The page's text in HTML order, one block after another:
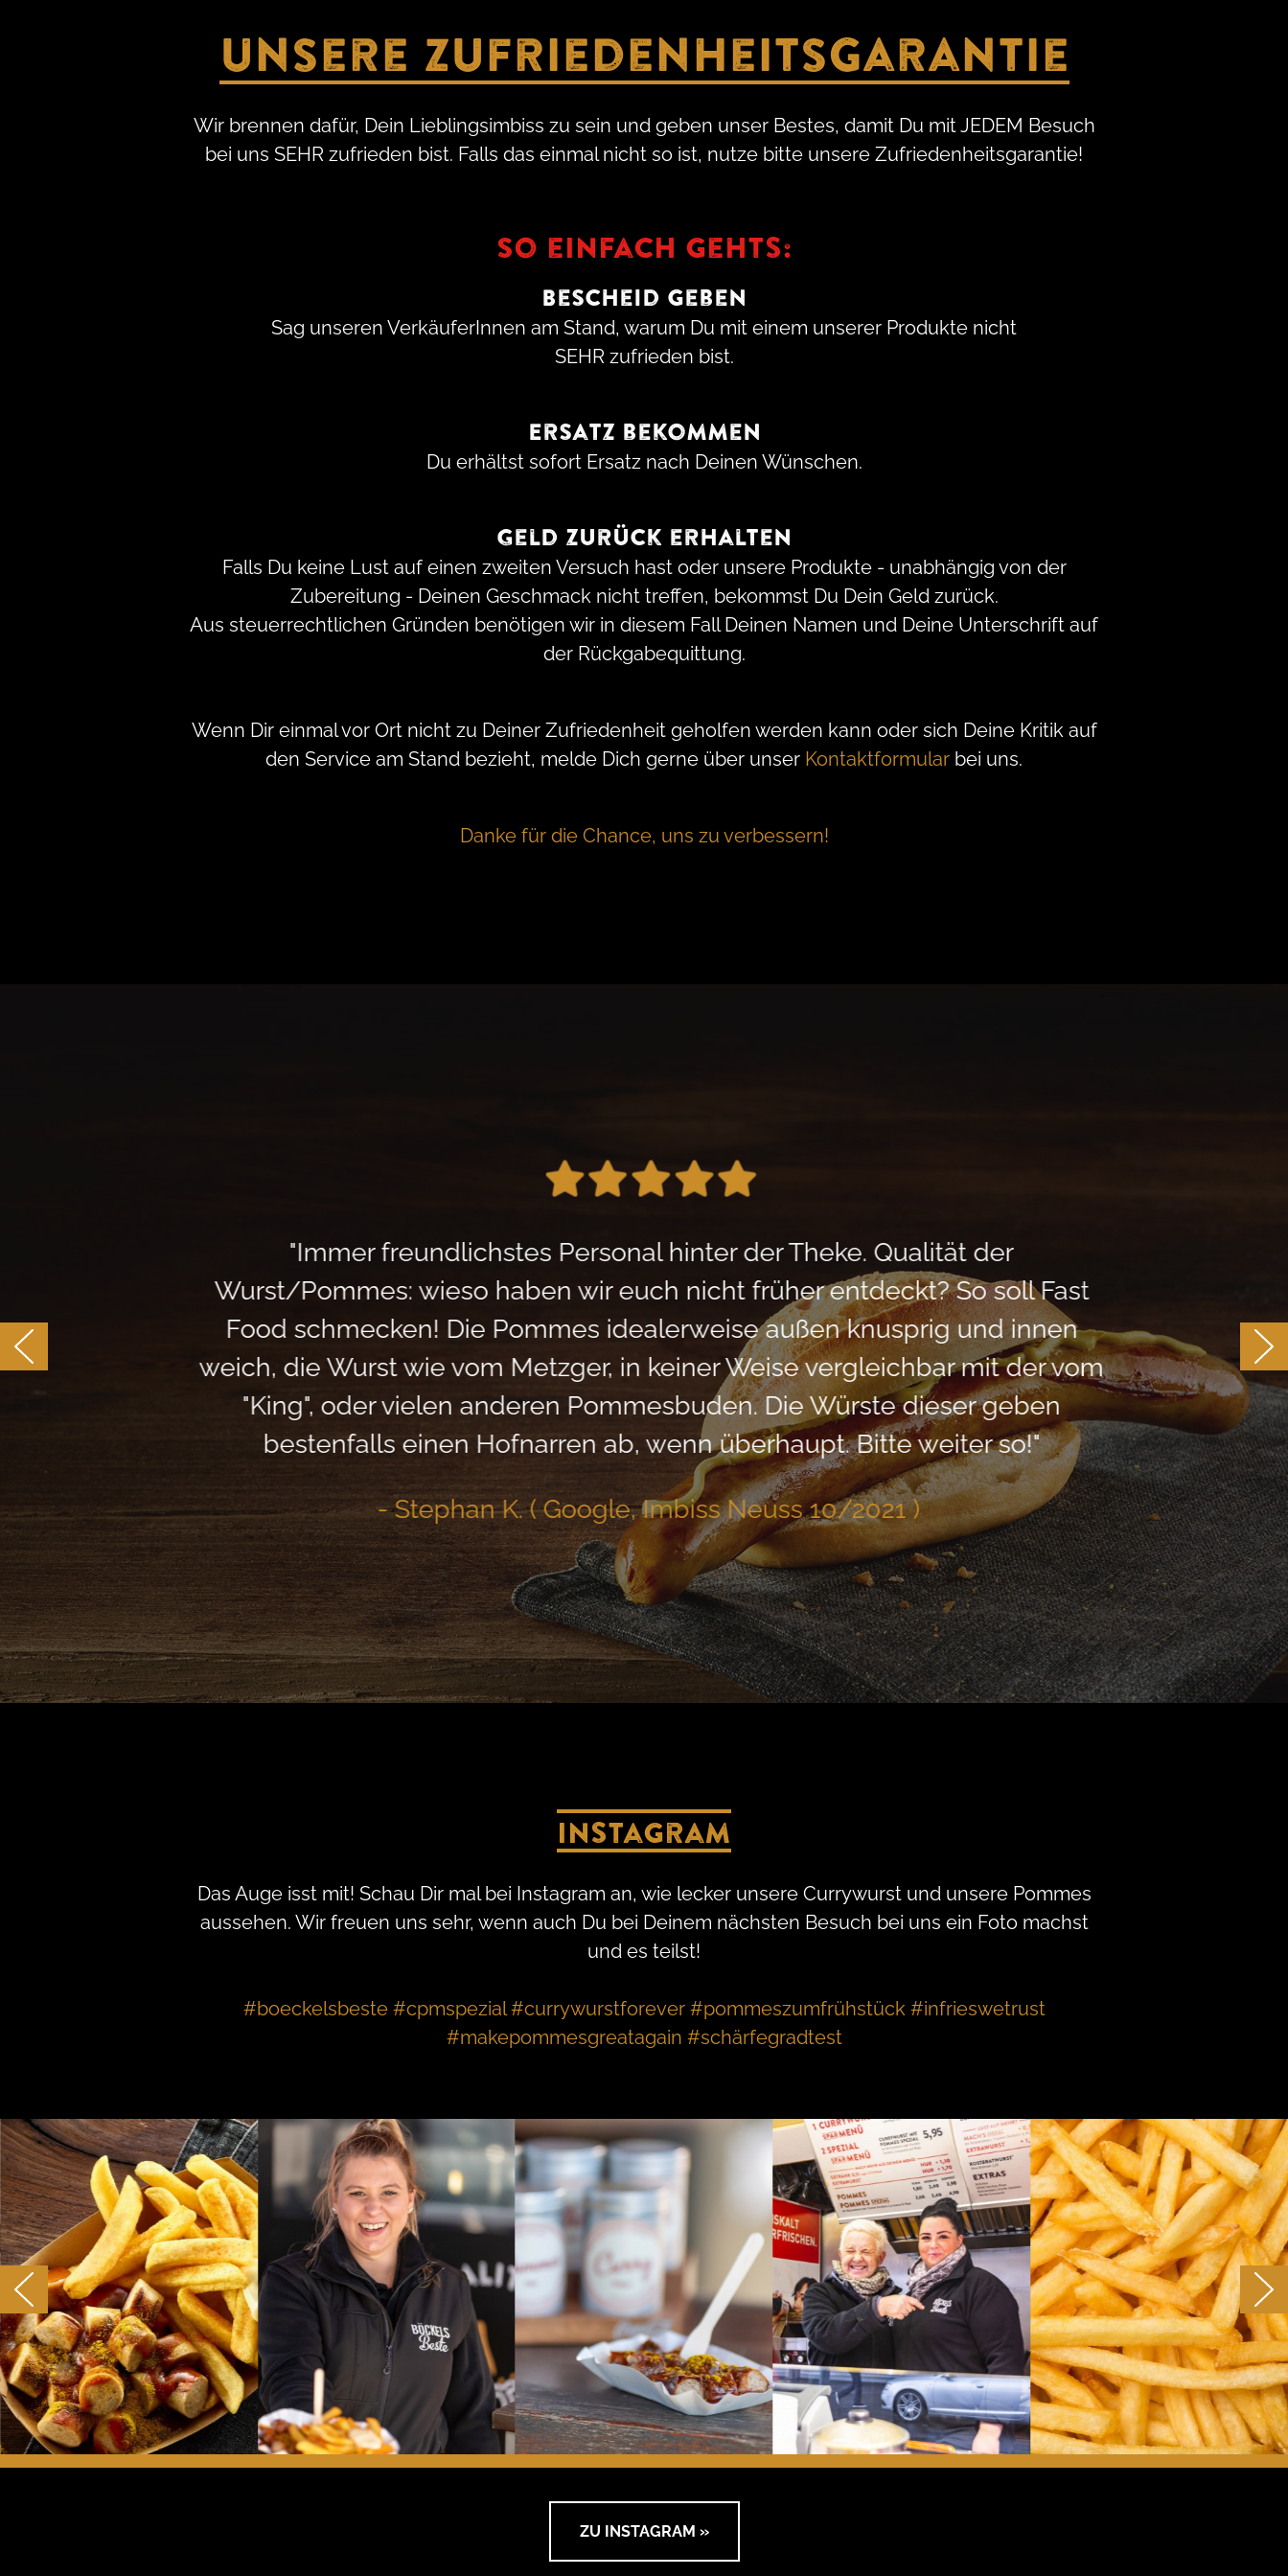
Unsere Zufriedenheitsgarantie
Wir brennen dafür, Dein Lieblingsimbiss zu sein und geben unser Bestes, damit Du mit JEDEM Besuch
bei uns SEHR zufrieden bist. Falls das einmal nicht so ist, nutze bitte unsere Zufriedenheitsgarantie!
So einfach gehts:
Bescheid geben
Sag unseren VerkäuferInnen am Stand, warum Du mit einem unserer Produkte nicht
SEHR zufrieden bist.
Ersatz bekommen
Du erhältst sofort Ersatz nach Deinen Wünschen.
Geld zurück erhalten
Falls Du keine Lust auf einen zweiten Versuch hast oder unsere Produkte - unabhängig von der
Zubereitung - Deinen Geschmack nicht treffen, bekommst Du Dein Geld zurück.
Aus steuerrechtlichen Gründen benötigen wir in diesem Fall Deinen Namen und Deine Unterschrift auf
der Rückgabequittung.
Wenn Dir einmal vor Ort nicht zu Deiner Zufriedenheit geholfen werden kann oder sich Deine Kritik auf
den Service am Stand bezieht, melde Dich gerne über unser Kontaktformular bei uns.
Danke für die Chance, uns zu verbessern!
"Immer freundlichstes Personal hinter der Theke. Qualität der
Wurst/Pommes: wieso haben wir euch nicht früher entdeckt? So soll Fast
Food schmecken! Die Pommes idealerweise außen knusprig und innen
weich, die Wurst wie vom Metzger, in keiner Weise vergleichbar mit der vom
"King", oder vielen anderen Pommesbuden. Die Würste dieser geben
bestenfalls einen Hofnarren ab, wenn überhaupt. Bitte weiter so!"
- Stephan K. ( Google, Imbiss Neuss 10/2021 )
Instagram
Das Auge isst mit! Schau Dir mal bei Instagram an, wie lecker unsere Currywurst und unsere Pommes
aussehen. Wir freuen uns sehr, wenn auch Du bei Deinem nächsten Besuch bei uns ein Foto machst
und es teilst!
#boeckelsbeste #cpmspezial #currywurstforever #pommeszumfrühstück #infrieswetrust
#makepommesgreatagain #schärfegradtest
ZU INSTAGRAM »